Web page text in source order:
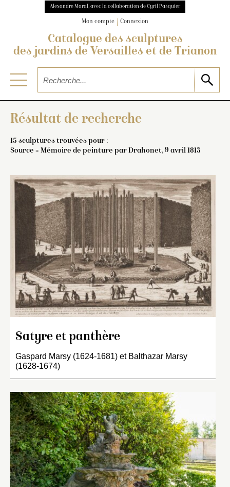
Alexandre Maral, avec la collaboration de Cyril Pasquier
Mon compte Connexion
Catalogue des sculptures
des jardins de Versailles et de Trianon
Résultat de recherche
15 sculptures trouvées pour :
Source = Mémoire de peinture par Drahonet, 9 avril 1813
Satyre et panthère
Gaspard Marsy (1624-1681) et Balthazar Marsy
(1628-1674)